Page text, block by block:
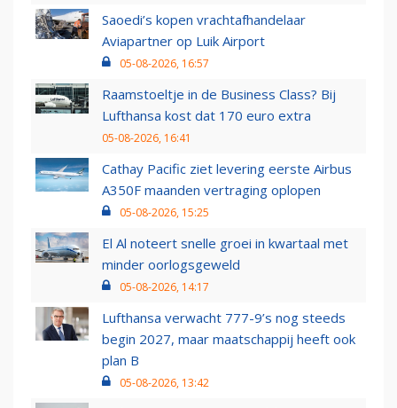
Saoedi’s kopen vrachtafhandelaar
Aviapartner op Luik Airport
05-08-2026, 16:57
Raamstoeltje in de Business Class? Bij
Lufthansa kost dat 170 euro extra
05-08-2026, 16:41
Cathay Pacific ziet levering eerste Airbus
A350F maanden vertraging oplopen
05-08-2026, 15:25
El Al noteert snelle groei in kwartaal met
minder oorlogsgeweld
05-08-2026, 14:17
Lufthansa verwacht 777-9’s nog steeds
begin 2027, maar maatschappij heeft ook
plan B
05-08-2026, 13:42